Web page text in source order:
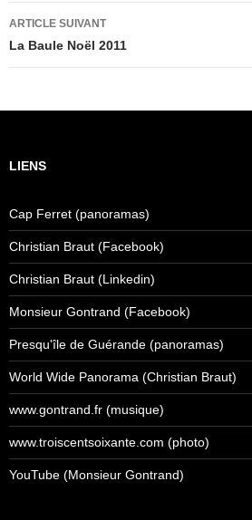
articles
ARTICLE SUIVANT
La Baule Noël 2011
LIENS
Cap Ferret (panoramas)
Christian Braut (Facebook)
Christian Braut (Linkedin)
Monsieur Gontrand (Facebook)
Presqu'île de Guérande (panoramas)
World Wide Panorama (Christian Braut)
www.gontrand.fr (musique)
www.troiscentsoixante.com (photo)
YouTube (Monsieur Gontrand)